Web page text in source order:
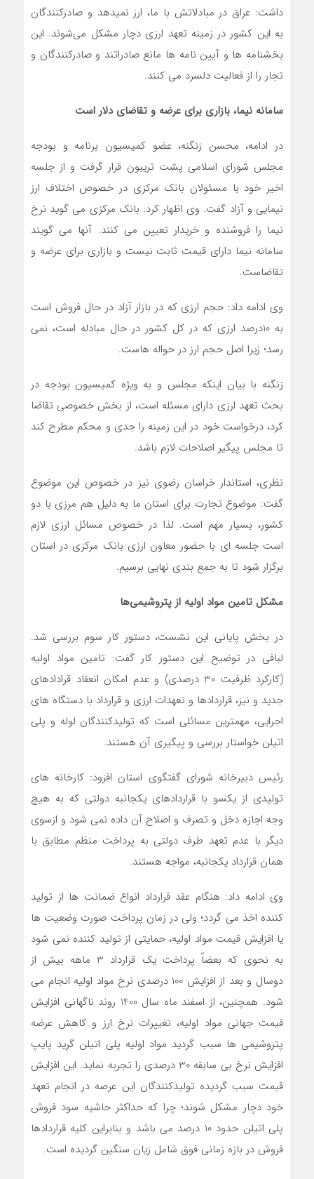
داشت: عراق در مبادلاتش با ما، ارز نمیدهد و صادرکنندگان
به این کشور در زمینه تعهد ارزی دچار مشکل می‌‌شوند. این
بخشنامه ها و آیین نامه ها مانع صادراتند و صادرکنندگان و
تجار را از فعالیت دلسرد می کنند.
سامانه نیما، بازاری برای عرضه و تقاضای دلار است
در ادامه، محسن زنگنه، عضو کمیسیون برنامه و بودجه
مجلس شورای اسلامی پشت تریبون قرار گرفت و از جلسه
اخیر خود با مسئولان بانک مرکزی در خصوص اختلاف ارز
نیمایی و آزاد گفت. وی اظهار کرد: بانک مرکزی می گوید نرخ
نیما را فروشنده و خریدار تعیین می کنند. آنها می گویند
سامانه نیما دارای قیمت ثابت نیست و بازاری برای عرضه و
تقاضاست.
وی ادامه داد: حجم ارزی که در بازار آزاد در حال فروش است
به 10درصد ارزی که در کل کشور در حال مبادله است، نمی
رسد؛ زیرا اصل حجم ارز در حواله هاست.
زنگنه با بیان اینکه مجلس و به ویژه کمیسیون بودجه در
بحث تعهد ارزی دارای مسئله است، از بخش خصوصی تقاضا
کرد، درخواست خود در این زمینه را جدی و محکم مطرح کند
تا مجلس پیگیر اصلاحات لازم باشد.
نظری، استاندار خراسان رضوی نیز در خصوص این موضوع
گفت: موضوع تجارت برای استان ما به دلیل هم مرزی با دو
کشور، بسیار مهم است. لذا در خصوص مسائل ارزی لازم
است جلسه ای با حضور معاون ارزی بانک مرکزی در استان
برگزار شود تا به جمع بندی نهایی برسیم.
مشکل تامین مواد اولیه از پتروشیمی‌ها
در بخش پایانی این نشست، دستور کار سوم بررسی شد.
لبافی در توضیح این دستور کار گفت: تامین مواد اولیه
(کارکرد ظرفیت 30 درصدی) و عدم امکان انعقاد قرادادهای
جدید و نیز، قراردادها و تعهدات ارزی و قرارداد با دستگاه های
اجرایی، مهمترین مسائلی است که تولیدکنندگان لوله و پلی
اتیلن خواستار بررسی و پیگیری آن هستند.
رئیس دبیرخانه شورای گفتگوی استان افزود: کارخانه های
تولیدی از یکسو با قراردادهای یکجانبه دولتی که به هیچ
وجه اجازه دخل و تصرف و اصلاح آن داده نمی شود و ازسوی
دیگر با عدم تعهد طرف دولتی به پرداخت منظم مطابق با
همان قرارداد یکجانبه، مواجه هستند.
وی ادامه داد: هنگام عقد قرارداد انواع ضمانت ها از تولید
کننده اخذ می گردد؛ ولی در زمان پرداخت صورت وضعیت ها
یا افزایش قیمت مواد اولیه، حمایتی از تولید کننده نمی شود
به نحوی که بعضاً پرداخت یک قرارداد 3 ماهه بیش از
دوسال و بعد از افزایش 100 درصدی نرخ مواد اولیه انجام می
شود. همچنین، از اسفند ماه سال 1400 روند ناگهانی افزایش
قیمت جهانی مواد اولیه، تغییرات نرخ ارز و کاهش عرضه
پتروشیمی ها سبب گردید مواد اولیه پلی اتیلن گرید پایپ
افزایش نرخ بی سابقه 30 درصدی را تجربه نماید. این افزایش
قیمت سبب گردیده تولیدکنندگان این عرصه در انجام تعهد
خود دچار مشکل شوند؛ چرا که حداکثر حاشیه سود فروش
پلی اتیلن حدود 10 درصد می باشد و بنابراین کلیه قراردادها
فروش در بازه زمانی فوق شامل زیان سنگین گردیده است.